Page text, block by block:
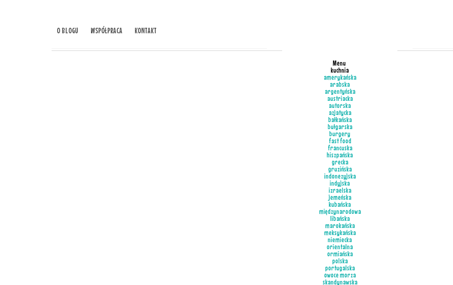
O BLOGU WSPÓŁPRACA KONTAKT
Menu
kuchnia
amerykańska
arabska
argentyńska
austriacka
autorska
azjatycka
bałkańska
bułgarska
burgery
fast food
francuska
hiszpańska
grecka
gruzińska
indonezyjska
indyjska
izraelska
jemeńska
kubańska
międzynarodowa
libańska
marokańska
meksykańska
niemiecka
orientalna
ormiańska
polska
portugalska
owoce morza
skandynawska